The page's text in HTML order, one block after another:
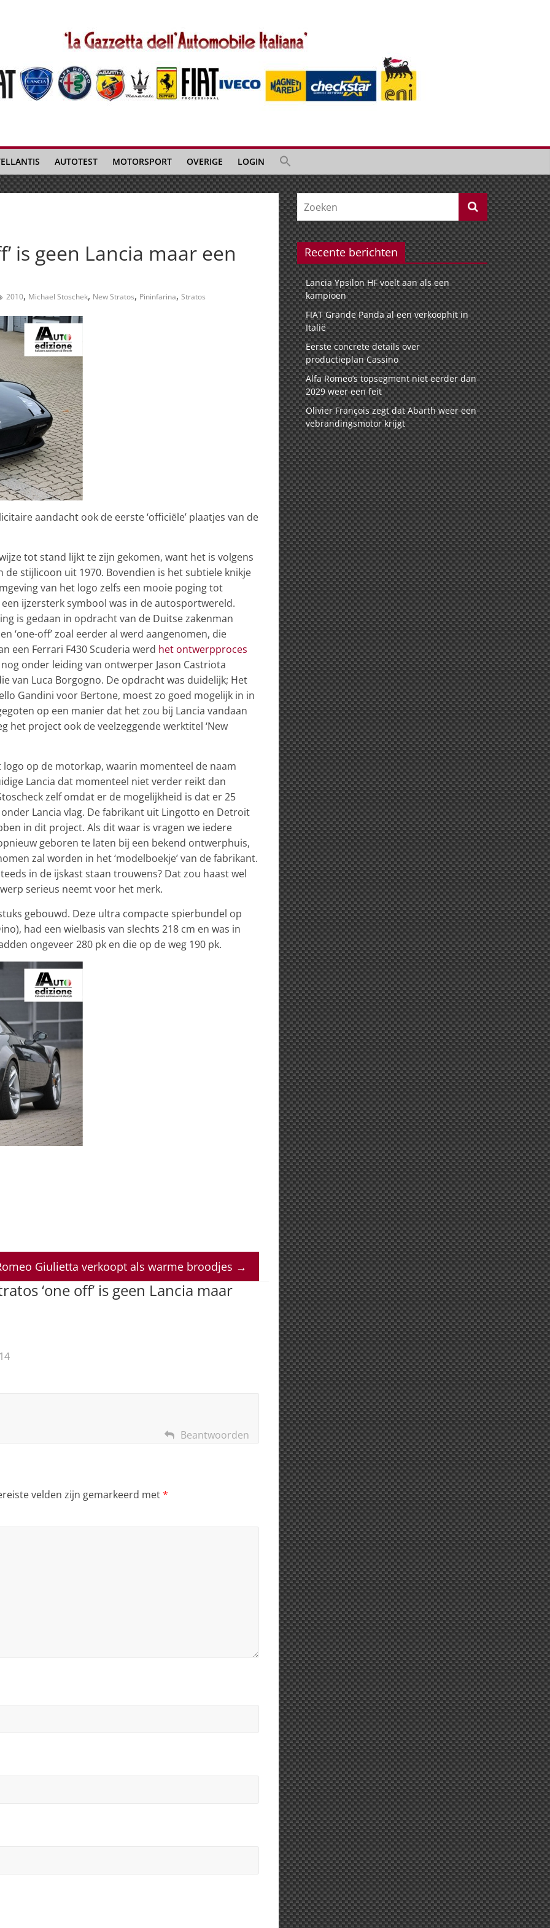
AUTOTEST MOTORSPORT OVERIGE LOGIN
is geen Lancia maar een
2010, Michael Stoschek, New Stratos, Pininfarina, Stratos
aandacht ook de eerste ‘officiële’ plaatjes van de
tot stand lijkt te zijn gekomen, want het is volgens
stijlicoon uit 1970. Bovendien is het subtiele knikje
van het logo zelfs een mooie poging tot
ijzersterk symbool was in de autosportwereld.
is gedaan in opdracht van de Duitse zakenman
‘one-off’ zoal eerder al werd aangenomen, die
een Ferrari F430 Scuderia werd het ontwerpproces
onder leiding van ontwerper Jason Castriota
van Luca Borgogno. De opdracht was duidelijk; Het
Gandini voor Bertone, moest zo goed mogelijk in in
op een manier dat het zou bij Lancia vandaan
het project ook de veelzeggende werktitel ‘New
op de motorkap, waarin momenteel de naam
Lancia dat momenteel niet verder reikt dan
zelf omdat er de mogelijkheid is dat er 25
Lancia vlag. De fabrikant uit Lingotto en Detroit
in dit project. Als dit waar is vragen we iedere
geboren te laten bij een bekend ontwerphuis,
zal worden in het ‘modelboekje’ van de fabrikant.
in de ijskast staan trouwens? Dat zou haast wel
serieus neemt voor het merk.
gebouwd. Deze ultra compacte spierbundel op
had een wielbasis van slechts 218 cm en was in
ongeveer 280 pk en die op de weg 190 pk.
Giulietta verkoopt als warme broodjes →
‘one off’ is geen Lancia maar
Beantwoorden
velden zijn gemarkeerd met*
Recente berichten
Lancia Ypsilon HF voelt aan als een
kampioen
FIAT Grande Panda al een verkoophit in
Italië
Eerste concrete details over
productieplan Cassino
Alfa Romeo’s topsegment niet eerder dan
2029 weer een feit
Olivier François zegt dat Abarth weer een
vebrandingsmotor krijgt